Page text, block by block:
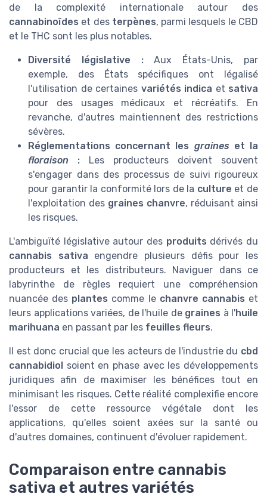
de la complexité internationale autour des
cannabinoïdes et des terpènes, parmi lesquels le CBD
et le THC sont les plus notables.
Diversité législative :Aux États-Unis, par
exemple, des États spécifiques ont légalisé
l'utilisation de certaines variétés indica et sativa
pour des usages médicaux et récréatifs. En
revanche, d'autres maintiennent des restrictions
sévères.
Réglementations concernant les graines et la
floraison : Les producteurs doivent souvent
s'engager dans des processus de suivi rigoureux
pour garantir la conformité lors de la culture et de
l'exploitation des graines chanvre, réduisant ainsi
les risques.
L'ambiguïté législative autour des produits dérivés du
cannabis sativa engendre plusieurs défis pour les
producteurs et les distributeurs. Naviguer dans ce
labyrinthe de règles requiert une compréhension
nuancée des plantes comme le chanvre cannabis et
leurs applications variées, de l'huile de graines à l'huile
marihuana en passant par les feuilles fleurs.
Il est donc crucial que les acteurs de l'industrie du cbd
cannabidiol
soient en phase avec les développements
juridiques afin de maximiser les bénéfices tout en
minimisant les risques. Cette réalité complexifie encore
l'essor de cette ressource végétale dont les
applications, qu'elles soient axées sur la santé ou
d'autres domaines, continuent d'évoluer rapidement.
Comparaison entre cannabis
sativa et autres variétés